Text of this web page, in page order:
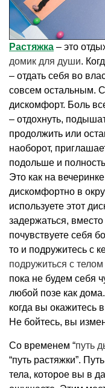
Растяжка – это
домик для души.
– отдать себя во
совсем остальным.
дискомфорт. Боль
– отдохнуть,
продолжить или
наоборот,
подольше и
Это как на
дискомфортно в
используете этот
задержаться,
почувствуете себя
то и подружитесь с
подружиться с телом
пока не будем себя
любой позе как
когда вы окажитесь
Не бойтесь, вы
Со временем “путь
“путь растяжки”.
тела, которое вы в